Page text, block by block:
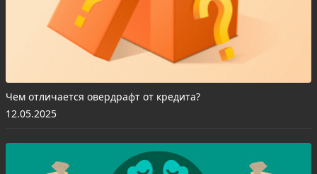
Чем отличается овердрафт от кредита?
12.05.2025